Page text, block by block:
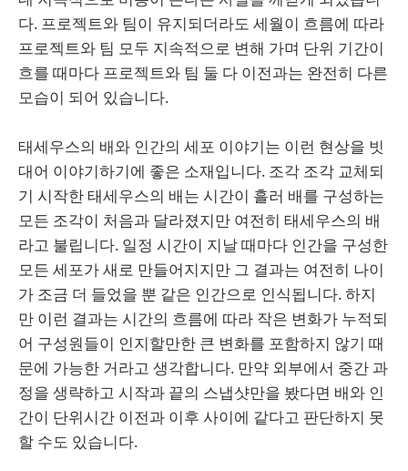
다. 프로젝트와 팀이 유지되더라도 세월이 흐름에 따라
프로젝트와 팀 모두 지속적으로 변해 가며 단위 기간이
흐를 때마다 프로젝트와 팀 둘 다 이전과는 완전히 다른
모습이 되어 있습니다.
태세우스의 배와 인간의 세포 이야기는 이런 현상을 빗
대어 이야기하기에 좋은 소재입니다. 조각 조각 교체되
기 시작한 태세우스의 배는 시간이 흘러 배를 구성하는
모든 조각이 처음과 달라졌지만 여전히 태세우스의 배
라고 불립니다. 일정 시간이 지날 때마다 인간을 구성한
모든 세포가 새로 만들어지지만 그 결과는 여전히 나이
가 조금 더 들었을 뿐 같은 인간으로 인식됩니다. 하지
만 이런 결과는 시간의 흐름에 따라 작은 변화가 누적되
어 구성원들이 인지할만한 큰 변화를 포함하지 않기 때
문에 가능한 거라고 생각합니다. 만약 외부에서 중간 과
정을 생략하고 시작과 끝의 스냅샷만을 봤다면 배와 인
간이 단위시간 이전과 이후 사이에 같다고 판단하지 못
할 수도 있습니다.